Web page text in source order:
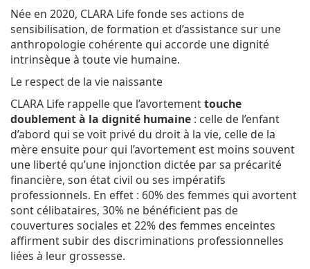
Née en 2020, CLARA Life fonde ses actions de
sensibilisation, de formation et d’assistance sur une
anthropologie cohérente qui accorde une dignité
intrinsèque à toute vie humaine.
Le respect de la vie naissante
CLARA Life rappelle que l’avortementtouche
doublement à la dignité humaine : celle de l’enfant
d’abord qui se voit privé du droit à la vie, celle de la
mère ensuite pour qui l’avortement est moins souvent
une liberté qu’une injonction dictée par sa précarité
financière, son état civil ou ses impératifs
professionnels. En effet : 60% des femmes qui avortent
sont célibataires, 30% ne bénéficient pas de
couvertures sociales et 22% des femmes enceintes
affirment subir des discriminations professionnelles
liées à leur grossesse.